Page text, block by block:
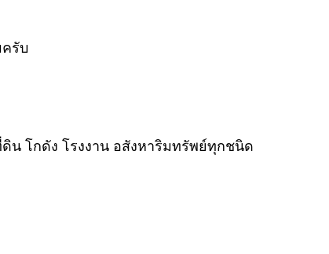
รับ
น โกดัง โรงงาน อสังหาริมทรัพย์ทุกชนิด